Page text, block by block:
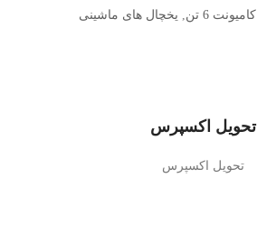
کامیونت 6 تن , یخچال های ماشینی
تحویل اکسپرس
تحویل اکسپرس